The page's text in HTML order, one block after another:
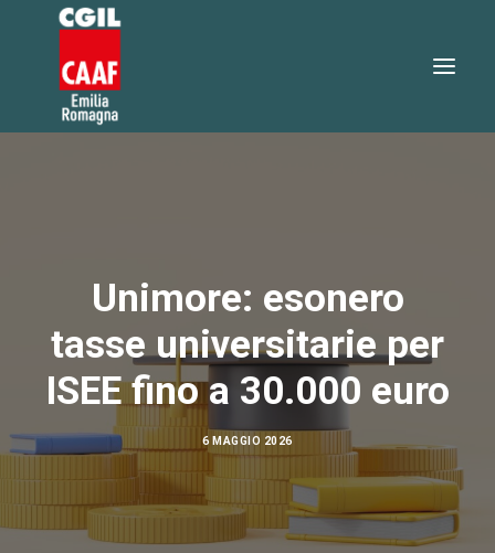
TEO RISPONDE
DOVE SIAMO
NOTIZIE
Unimore: esonero
tasse universitarie per
ISEE fino a 30.000 euro
6 MAGGIO 2026